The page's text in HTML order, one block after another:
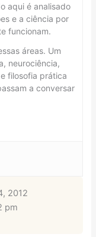
aqui é analisado
e a ciência por
funcionam.
áreas. Um
neurociência,
filosofia prática
a conversar
2012
pm